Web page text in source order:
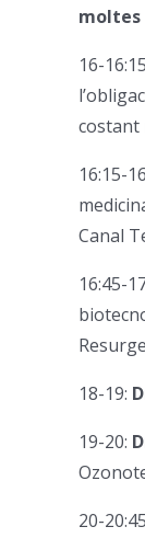
moltes
16-
costant
16:15-
Canal
16:45-
18-19:
19-20:
20-